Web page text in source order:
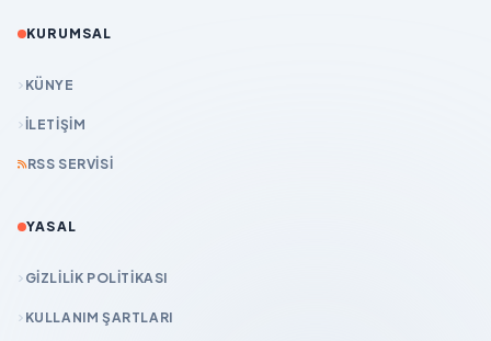
KURUMSAL
KÜNYE
İLETIŞIM
RSS SERVISI
YASAL
GIZLILIK POLITIKASI
KULLANIM ŞARTLARI